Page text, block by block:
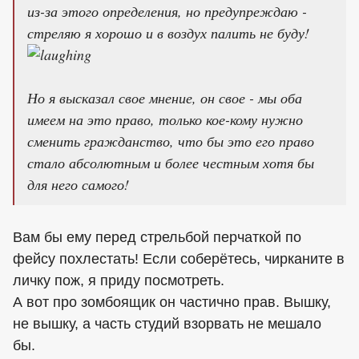
из-за этого определения, но предупреждаю -
стреляю я хорошо и в воздух палить не буду!
Но я высказал свое мнение, он свое - мы оба
имеем на это право, только кое-кому нужно
сменить гражданство, что бы это его право
стало абсолютным и более честным хотя бы
для него самого!
Вам бы ему перед стрельбой перчаткой по
фейсу похлестать! Если соберётесь, чирканите в
личку пож, я приду посмотреть.
А вот про зомбоящик он частично прав. Вышку,
не вышку, а часть студий взорвать не мешало
бы.